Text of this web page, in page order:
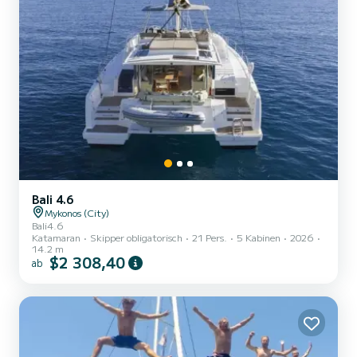
Bali 4.6
Mykonos (City)
Bali4.6
Katamaran
Skipper obligatorisch 21 Pers. 5 Kabinen
2026
14.2 m
ab $2 308,40